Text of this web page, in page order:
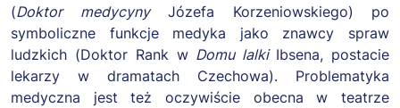
(Doktor medycynyJózefa Korzeniowskiego) po
symboliczne funkcje medyka jako znawcy spraw
ludzkich (Doktor Rank w Domu lalki Ibsena, postacie
lekarzy w dramatach Czechowa). Problematyka
medyczna jest też oczywiście obecna w teatrze